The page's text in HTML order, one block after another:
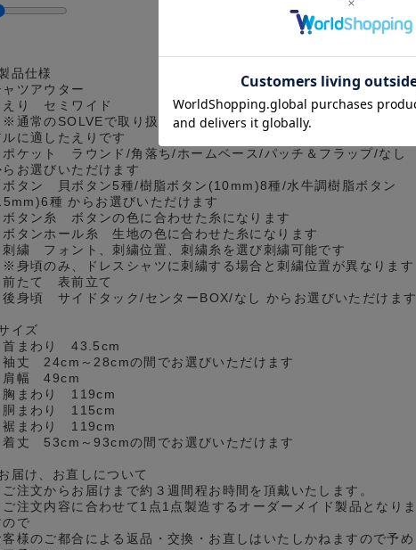
品仕様
ャツアウター
えり セミワイド
通常のSOLVEで取り扱っているセミワイドとは異なる、カジュ
ルに適したえりです
ポケット ラウンド/角落ち/ホームベース/パッチ＆フラップ/なし
らお選びいただけます
ボタン 貝ボタン5種/樹脂ボタン(10mm)8種/水牛調樹脂ボタン
種 からお選びいただけます
ボタン糸 ボタンの色に合わせた糸になります
ボタンホール糸 生地の色に合わせた糸になります
刺繍 フォント、刺繍位置、刺繍糸を選び刺繍可能です
身頃のみ、ドレスシャツに刺繍する場合と刺繍位置が異なります
前たて 表前立て
後身頃 サイドタック/センターBOX/なし からお選びいただけます
イズ
首まわり 43.5cm
袖丈 24cm～28cmの間でお選びいただけます
肩幅 49cm
胸まわり 119cm
胴まわり 115cm
裾まわり 119cm
着丈 53cm～93cmの間でお選びいただけます
届け、お直しについて
ご注文からお届けまで約３週間程お時間を頂戴いたします。
ご注文内容に合わせて1点1点製造するオーダーメイド製品となりま
ので
客様のご都合による返品・交換・お直しはいたしかねますので予め